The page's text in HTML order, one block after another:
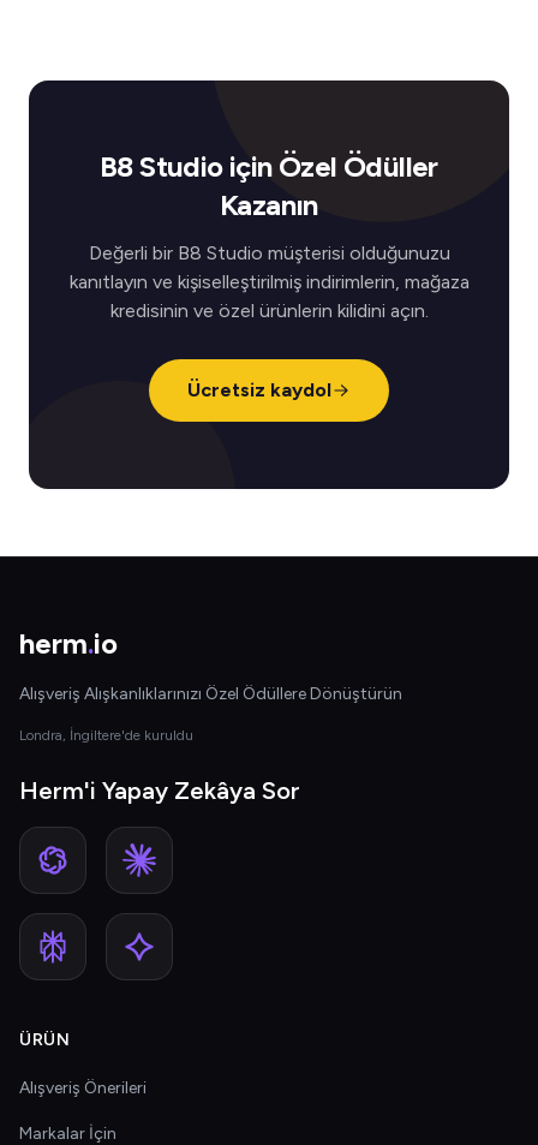
B8 Studio için Özel Ödüller
Kazanın
Değerli bir B8 Studio müşterisi olduğunuzu
kanıtlayın ve kişiselleştirilmiş indirimlerin, mağaza
kredisinin ve özel ürünlerin kilidini açın.
Ücretsiz kaydol
herm.io
Alışveriş Alışkanlıklarınızı Özel Ödüllere Dönüştürün
Londra, İngiltere'de kuruldu
Herm'i Yapay Zekâya Sor
ÜRÜN
Alışveriş Önerileri
Markalar İçin